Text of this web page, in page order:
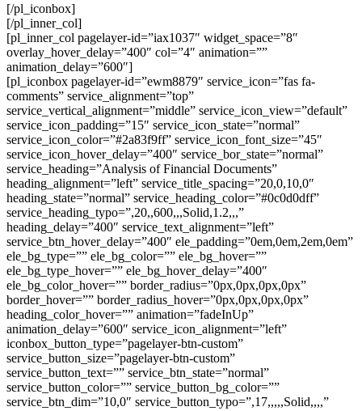
[/pl_iconbox]
[/pl_inner_col]
[pl_inner_col pagelayer-id=”iax1037″ widget_space=”8″
overlay_hover_delay=”400″ col=”4″ animation=””
animation_delay=”600″]
[pl_iconbox pagelayer-id=”ewm8879″ service_icon=”fas fa-
comments” service_alignment=”top”
service_vertical_alignment=”middle” service_icon_view=”default”
service_icon_padding=”15″ service_icon_state=”normal”
service_icon_color=”#2a83f9ff” service_icon_font_size=”45″
service_icon_hover_delay=”400″ service_bor_state=”normal”
service_heading=”Analysis of Financial Documents”
heading_alignment=”left” service_title_spacing=”20,0,10,0″
heading_state=”normal” service_heading_color=”#0c0d0dff”
service_heading_typo=”,20,,600,,,Solid,1.2,,,”
heading_delay=”400″ service_text_alignment=”left”
service_btn_hover_delay=”400″ ele_padding=”0em,0em,2em,0em”
ele_bg_type=”” ele_bg_color=”” ele_bg_hover=””
ele_bg_type_hover=”” ele_bg_hover_delay=”400″
ele_bg_color_hover=”” border_radius=”0px,0px,0px,0px”
border_hover=”” border_radius_hover=”0px,0px,0px,0px”
heading_color_hover=”” animation=”fadeInUp”
animation_delay=”600″ service_icon_alignment=”left”
iconbox_button_type=”pagelayer-btn-custom”
service_button_size=”pagelayer-btn-custom”
service_button_text=”” service_btn_state=”normal”
service_button_color=”” service_button_bg_color=””
service_btn_dim=”10,0″ service_button_typo=”,17,,,,,Solid,,,,”